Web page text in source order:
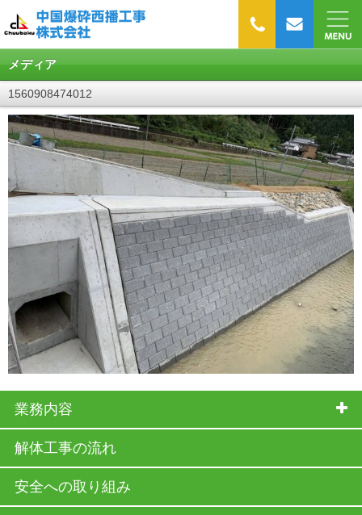
メディア
1560908474012
業務内容
解体工事の流れ
安全への取り組み